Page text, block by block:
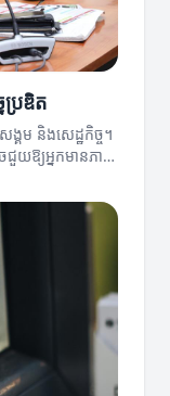
ប្រឌិត
ង្គម និងសេដ្ឋកិច្ច។
ជួយឱ្យអ្នកមានភាព